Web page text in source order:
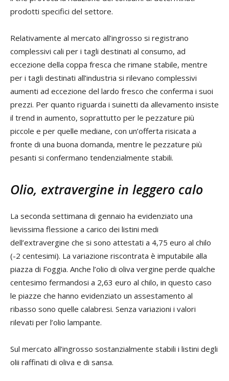
prodotti specifici del settore.
Relativamente al mercato all’ingrosso si registrano
complessivi cali per i tagli destinati al consumo, ad
eccezione della coppa fresca che rimane stabile, mentre
per i tagli destinati all’industria si rilevano complessivi
aumenti ad eccezione del lardo fresco che conferma i suoi
prezzi. Per quanto riguarda i suinetti da allevamento insiste
il trend in aumento, soprattutto per le pezzature più
piccole e per quelle mediane, con un’offerta risicata a
fronte di una buona domanda, mentre le pezzature più
pesanti si confermano tendenzialmente stabili.
Olio, extravergine in leggero calo
La seconda settimana di gennaio ha evidenziato una
lievissima flessione a carico dei listini medi
dell’extravergine che si sono attestati a 4,75 euro al chilo
(-2 centesimi). La variazione riscontrata è imputabile alla
piazza di Foggia. Anche l’olio di oliva vergine perde qualche
centesimo fermandosi a 2,63 euro al chilo, in questo caso
le piazze che hanno evidenziato un assestamento al
ribasso sono quelle calabresi. Senza variazioni i valori
rilevati per l’olio lampante.
Sul mercato all’ingrosso sostanzialmente stabili i listini degli
olii raffinati di oliva e di sansa.